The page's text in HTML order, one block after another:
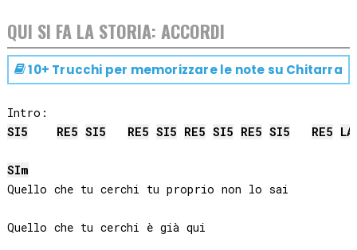
QUI SI FA LA STORIA: ACCORDI
10+ Trucchi per memorizzare le note su Chitarra
SI5 RE5 SI5 RE5 SI5 RE5 SI5 RE5 SI5 RE5 LA
SIm
Quello che tu cerchi tu proprio non lo sai
Quello che tu cerchi è già qui